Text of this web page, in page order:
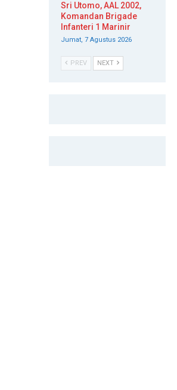
Sri Utomo, AAL 2002,
Komandan Brigade
Infanteri 1 Marinir
Jumat, 7 Agustus 2026
PREV NEXT